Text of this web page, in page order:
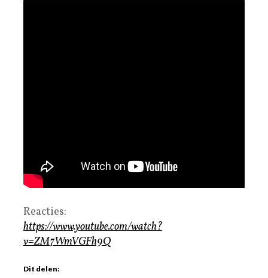
Reacties:
https://www.youtube.com/watch?
v=ZM7WmVGFh9Q
Dit delen: